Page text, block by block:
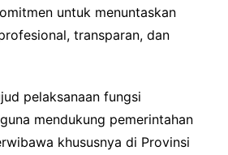
untuk menuntaskan
transparan, dan
pelaksanaan fungsi
mendukung pemerintahan
khususnya di Provinsi